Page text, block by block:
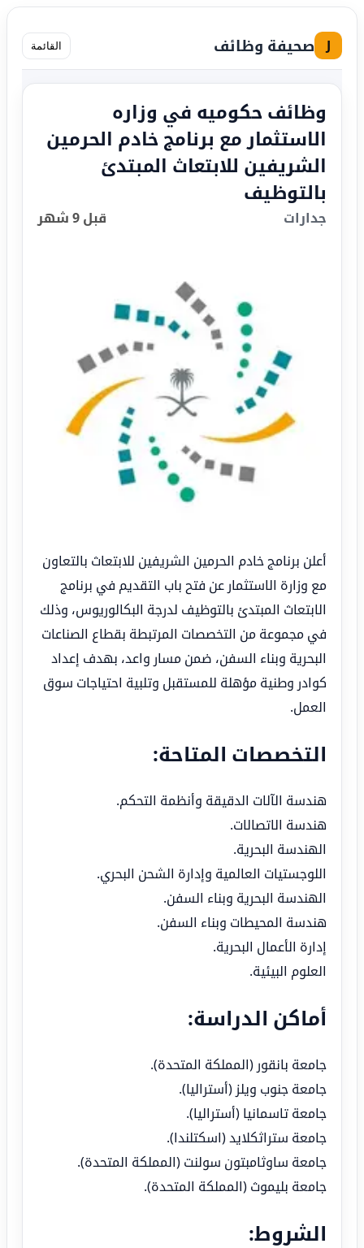
J صحيفة وظائف القائمة
وظائف حكوميه في وزاره
الاستثمار مع برنامج خادم الحرمين
الشريفين للابتعاث المبتدئ
بالتوظيف
جدارات قبل 9 شهر
أعلن برنامج خادم الحرمين الشريفين للابتعاث بالتعاون
مع وزارة الاستثمار عن فتح باب التقديم في برنامج
الابتعاث المبتدئ بالتوظيف لدرجة البكالوريوس، وذلك
في مجموعة من التخصصات المرتبطة بقطاع الصناعات
البحرية وبناء السفن، ضمن مسار واعد، بهدف إعداد
كوادر وطنية مؤهلة للمستقبل وتلبية احتياجات سوق
العمل.
التخصصات المتاحة:
هندسة الآلات الدقيقة وأنظمة التحكم.
هندسة الاتصالات.
الهندسة البحرية.
اللوجستيات العالمية وإدارة الشحن البحري.
الهندسة البحرية وبناء السفن.
هندسة المحيطات وبناء السفن.
إدارة الأعمال البحرية.
العلوم البيئية.
أماكن الدراسة:
جامعة بانقور (المملكة المتحدة).
جامعة جنوب ويلز (أستراليا).
جامعة تاسمانيا (أستراليا).
جامعة ستراثكلايد (اسكتلندا).
جامعة ساوثامبتون سولنت (المملكة المتحدة).
جامعة بليموث (المملكة المتحدة).
الشروط: